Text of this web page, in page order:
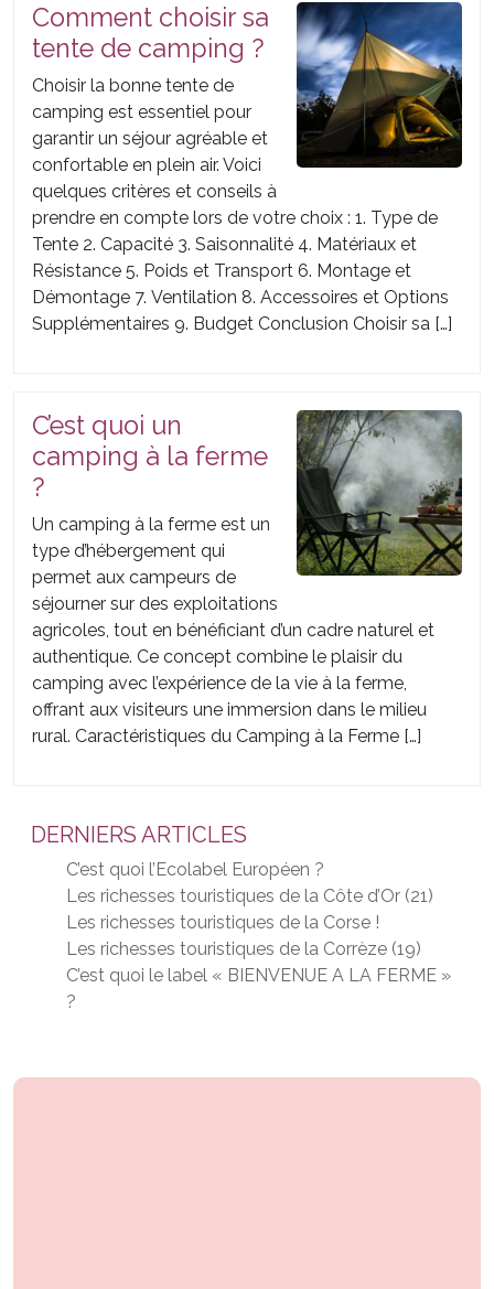
Comment choisir sa
tente de camping ?
Choisir la bonne tente de
camping est essentiel pour
garantir un séjour agréable et
confortable en plein air. Voici
quelques critères et conseils à
prendre en compte lors de votre choix : 1. Type de
Tente 2. Capacité 3. Saisonnalité 4. Matériaux et
Résistance 5. Poids et Transport 6. Montage et
Démontage 7. Ventilation 8. Accessoires et Options
Supplémentaires 9. Budget Conclusion Choisir sa […]
C’est quoi un
camping à la ferme
?
Un camping à la ferme est un
type d’hébergement qui
permet aux campeurs de
séjourner sur des exploitations
agricoles, tout en bénéficiant d’un cadre naturel et
authentique. Ce concept combine le plaisir du
camping avec l’expérience de la vie à la ferme,
offrant aux visiteurs une immersion dans le milieu
rural. Caractéristiques du Camping à la Ferme […]
DERNIERS ARTICLES
C’est quoi l’Ecolabel Européen ?
Les richesses touristiques de la Côte d’Or (21)
Les richesses touristiques de la Corse !
Les richesses touristiques de la Corrèze (19)
C’est quoi le label « BIENVENUE A LA FERME »
?